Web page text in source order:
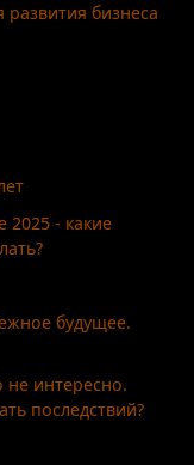
бизнеса
2025 - какие
будущее.
интересно.
последствий?